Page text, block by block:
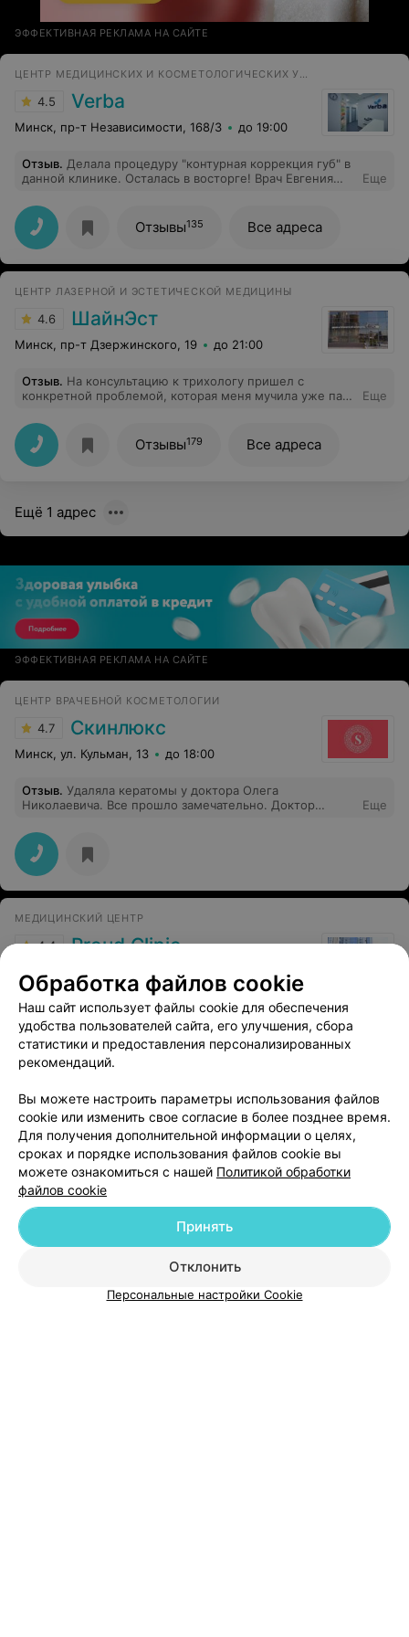
ЭФФЕКТИВНАЯ РЕКЛАМА НА САЙТЕ
ЦЕНТР МЕДИЦИНСКИХ И КОСМЕТОЛОГИЧЕСКИХ УСЛУГ
4.5 Verba
Минск, пр-т Независимости, 168/3 до 19:00
Отзыв. Делала процедуру "контурная коррекция губ" в
данной клинике. Осталась в восторге! Врач Евгения
красивые получились. Самое главное, что после этой
процедуры можно смело отправляться на любое
мероприятие - ни одного синяка и подобных следов от
инъекций! Просто красота:) Очень нравится ваша
клиника. Так светло, уютно и комфортно - всё на
очень вежливы, всегда улыбаются! Невозможно уйти
от вас без улыбки на лице) Дальнейшего процветания
вам!
Еще
Отзывы135 Все адреса
ЦЕНТР ЛАЗЕРНОЙ И ЭСТЕТИЧЕСКОЙ МЕДИЦИНЫ
4.6 ШайнЭст
Минск, пр-т Дзержинского, 19 до 21:00
Отзыв. На консультацию к трихологу пришел с
конкретной проблемой, которая меня мучила уже пару
слушает и вникает, а не просто назначает стандартное
лечение. Рассказал о новых методах и средствах,
объяснил, что подойдет именно в моем случае, и
расписал план действий. Вышел с пониманием, что
Еще
Отзывы179 Все адреса
Ещё 1 адрес
ЭФФЕКТИВНАЯ РЕКЛАМА НА САЙТЕ
ЦЕНТР ВРАЧЕБНОЙ КОСМЕТОЛОГИИ
4.7 Скинлюкс
Минск, ул. Кульман, 13 до 18:00
Отзыв. Удаляла кератомы у доктора Олега
Николаевича. Все прошло замечательно. Доктор
Еще
МЕДИЦИНСКИЙ ЦЕНТР
4.4 Proud Clinic
Отзыв. Удаление бородавок лазерным vbeam . Боль
адская. Результата ноль. 150 р коту под хвост.
Добавить компанию
Обработка файлов cookie
Наш сайт использует файлы cookie для обеспечения
удобства пользователей сайта, его улучшения, сбора
статистики и предоставления персонализированных
рекомендаций.
Вы можете настроить параметры использования файлов
cookie или изменить свое согласие в более позднее время.
Для получения дополнительной информации о целях,
сроках и порядке использования файлов cookie вы
можете ознакомиться с нашей Политикой обработки
файлов cookie
Отклонить
Принять
Персональные настройки Cookie